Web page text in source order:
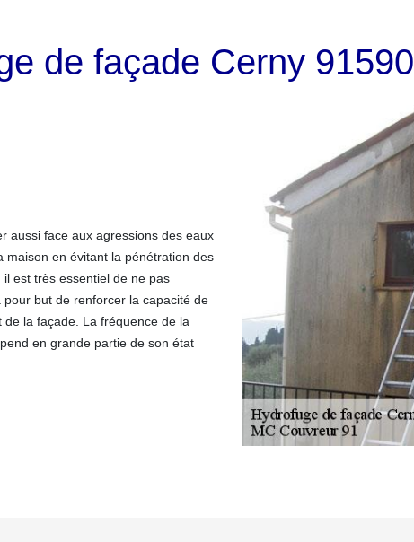
de façade Cerny 91590
aussi face aux agressions des eaux
maison en évitant la pénétration des
est très essentiel de ne pas
but de renforcer la capacité de
la façade. La fréquence de la
en grande partie de son état